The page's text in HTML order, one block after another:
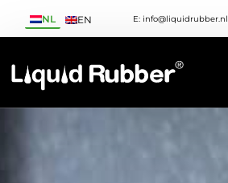
NL EN E: info@liquidrubber.nl